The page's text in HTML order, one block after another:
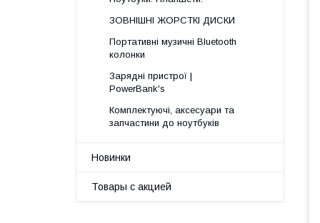
ЗОВНІШНІ ЖОРСТКІ ДИСКИ
Портативні музичні Bluetooth
колонки
Зарядні пристрої |
PowerBank's
Комплектуючі, аксесуари та
запчастини до ноутбуків
Новинки
Товары с акцией